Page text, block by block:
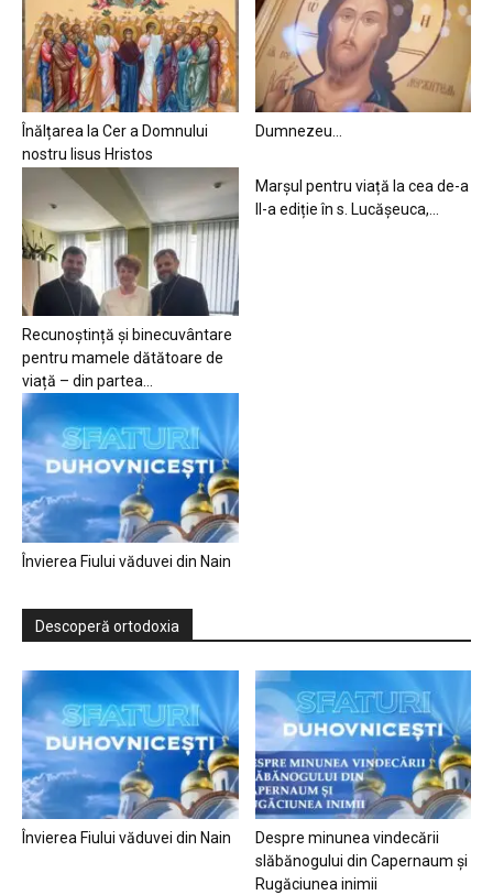
Înălțarea la Cer a Domnului
nostru Iisus Hristos
Dumnezeu…
Recunoștință și binecuvântare
pentru mamele dătătoare de
viață – din partea...
Marșul pentru viață la cea de-a
II-a ediție în s. Lucășeuca,...
Învierea Fiului văduvei din Nain
Descoperă ortodoxia
Învierea Fiului văduvei din Nain
Despre minunea vindecării
slăbănogului din Capernaum și
Rugăciunea inimii